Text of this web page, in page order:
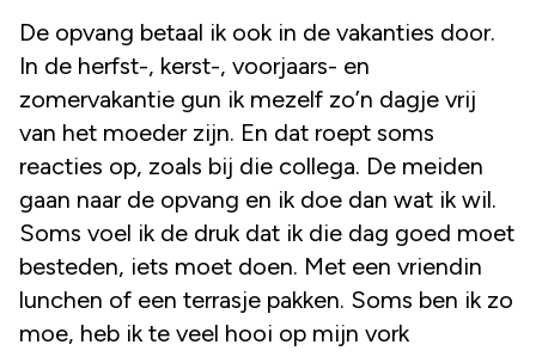
De opvang betaal ik ook in de vakanties door.
In de herfst-, kerst-, voorjaars- en
zomervakantie gun ik mezelf zo’n dagje vrij
van het moeder zijn. En dat roept soms
reacties op, zoals bij die collega. De meiden
gaan naar de opvang en ik doe dan wat ik wil.
Soms voel ik de druk dat ik die dag goed moet
besteden, iets moet doen. Met een vriendin
lunchen of een terrasje pakken. Soms ben ik zo
moe, heb ik te veel hooi op mijn vork